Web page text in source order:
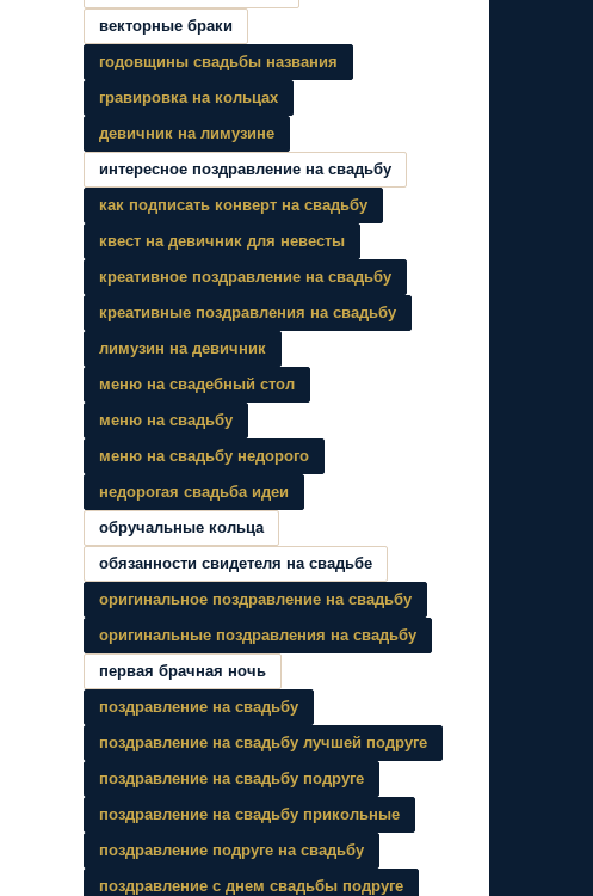
векторные браки
годовщины свадьбы названия
гравировка на кольцах
девичник на лимузине
интересное поздравление на свадьбу
как подписать конверт на свадьбу
квест на девичник для невесты
креативное поздравление на свадьбу
креативные поздравления на свадьбу
лимузин на девичник
меню на свадебный стол
меню на свадьбу
меню на свадьбу недорого
недорогая свадьба идеи
обручальные кольца
обязанности свидетеля на свадьбе
оригинальное поздравление на свадьбу
оригинальные поздравления на свадьбу
первая брачная ночь
поздравление на свадьбу
поздравление на свадьбу лучшей подруге
поздравление на свадьбу подруге
поздравление на свадьбу прикольные
поздравление подруге на свадьбу
поздравление с днем свадьбы подруге